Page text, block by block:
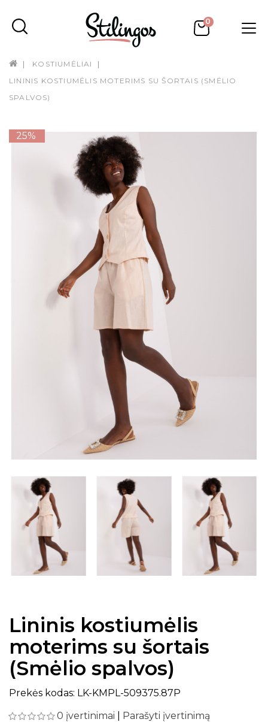
0
KOSTIUMĖLIAI
LININIS KOSTIUMĖLIS MOTERIMS SU ŠORTAIS (SMĖLIO
SPALVOS)
25%
Lininis kostiumėlis
moterims su šortais
(Smėlio spalvos)
Prekės kodas: LK-KMPL-509375.87P
0 įvertinimai
Parašyti įvertinimą